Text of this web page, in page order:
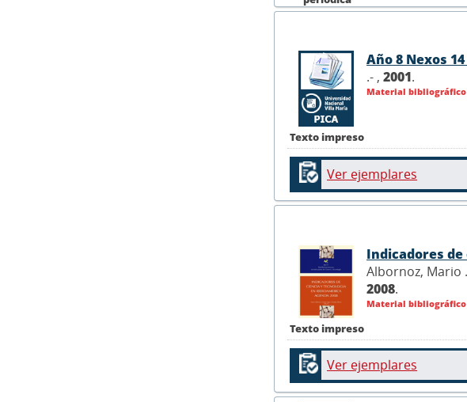
Texto impreso
Año 8 Nexos
.- , 2001.
Material
Ver ejemplares
Texto impreso
Indicadores
Albornoz, Mario
2008.
Material
Ver ejemplares